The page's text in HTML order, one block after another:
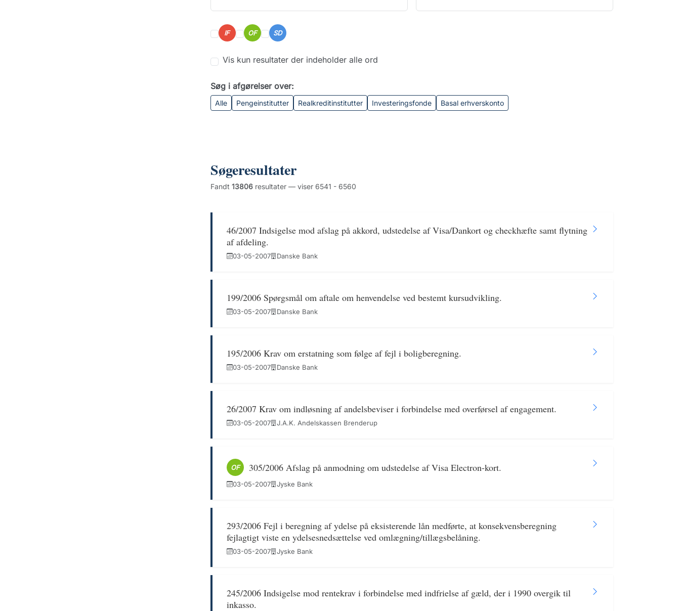
IF OF SD
Vis kun resultater der indeholder alle ord
Søg i afgørelser over:
Alle Pengeinstitutter Realkreditinstitutter Investeringsfonde Basal erhverskonto
Søgeresultater
Fandt 13806resultater — viser 6541 - 6560
46/2007 Indsigelse mod afslag på akkord, udstedelse af Visa/Dankort og checkhæfte samt flytning
af afdeling.
03-05-2007 Danske Bank
199/2006 Spørgsmål om aftale om henvendelse ved bestemt kursudvikling.
03-05-2007 Danske Bank
195/2006 Krav om erstatning som følge af fejl i boligberegning.
03-05-2007 Danske Bank
26/2007 Krav om indløsning af andelsbeviser i forbindelse med overførsel af engagement.
03-05-2007 J.A.K. Andelskassen Brenderup
OF 305/2006 Afslag på anmodning om udstedelse af Visa Electron-kort.
03-05-2007 Jyske Bank
293/2006 Fejl i beregning af ydelse på eksisterende lån medførte, at konsekvensberegning
fejlagtigt viste en ydelsesnedsættelse ved omlægning/tillægsbelåning.
03-05-2007 Jyske Bank
245/2006 Indsigelse mod rentekrav i forbindelse med indfrielse af gæld, der i 1990 overgik til
inkasso.